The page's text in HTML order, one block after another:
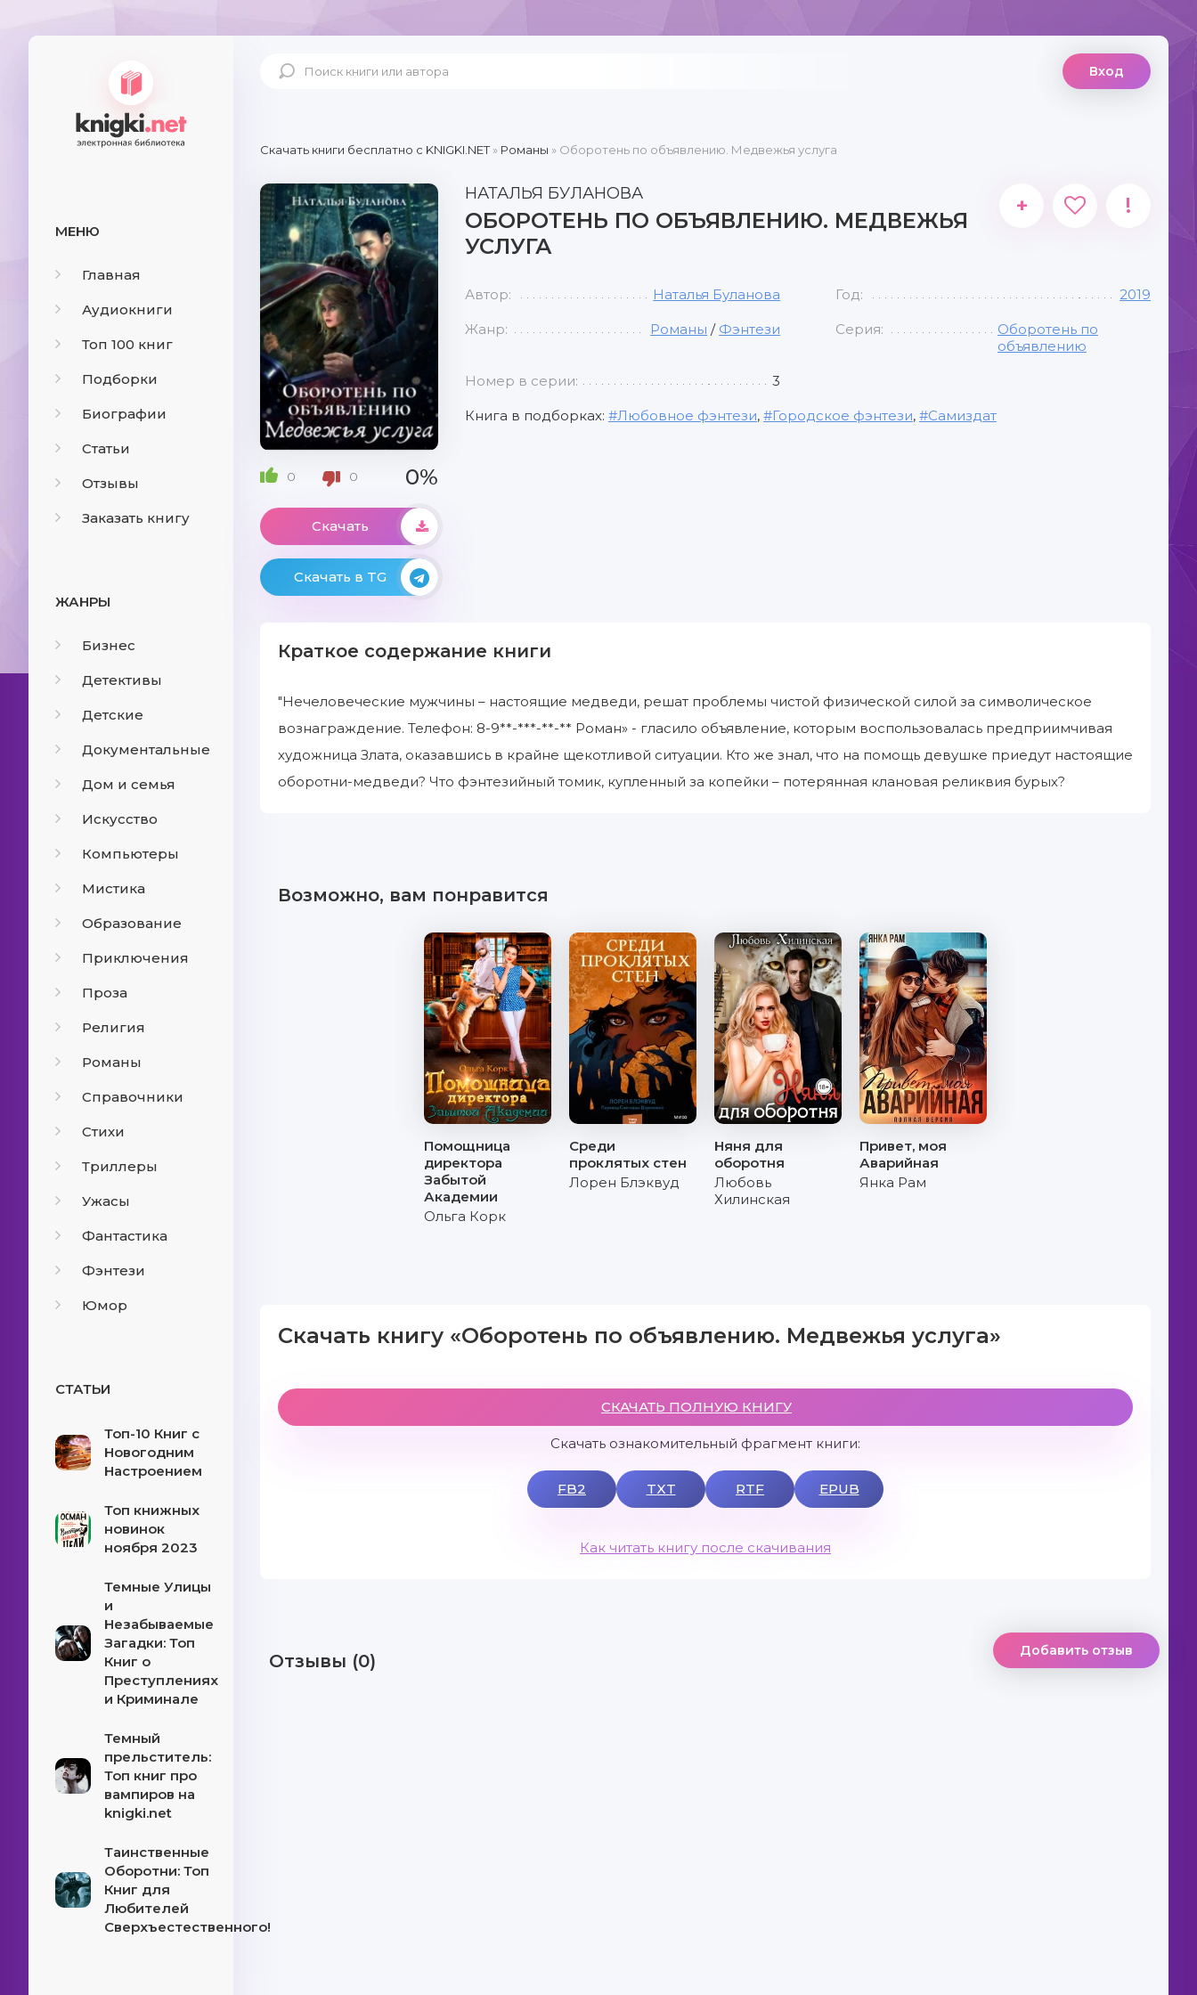
МЕНЮ
Главная
Аудиокниги
Топ 100 книг
Подборки
Биографии
Статьи
Отзывы
Заказать книгу
ЖАНРЫ
Бизнес
Детективы
Детские
Документальные
Дом и семья
Искусство
Компьютеры
Мистика
Образование
Приключения
Проза
Религия
Романы
Справочники
Стихи
Триллеры
Ужасы
Фантастика
Фэнтези
Юмор
СТАТЬИ
Топ-10 Книг с
Новогодним
Настроением
Топ книжных
новинок
ноября 2023
Темные Улицы
и
Незабываемые
Загадки: Топ
Книг о
Преступлениях
и Криминале
Темный
прельститель:
Топ книг про
вампиров на
knigki.net
Таинственные
Оборотни: Топ
Книг для
Любителей
Сверхъестественного!
Вход
Скачать книги бесплатно c KNIGKI.NET» Романы » Оборотень по объявлению. Медвежья услуга
0 0 0%
Скачать
Скачать в TG
НАТАЛЬЯ БУЛАНОВА
ОБОРОТЕНЬ ПО ОБЪЯВЛЕНИЮ. МЕДВЕЖЬЯ
УСЛУГА
+ !
Автор: Наталья Буланова Год: 2019
Жанр: Романы / Фэнтези Серия:
Оборотень по
объявлению
Номер в серии: 3
Книга в подборках: Любовное фэнтези, Городское фэнтези, Самиздат
Краткое содержание книги
"Нечеловеческие мужчины – настоящие медведи, решат проблемы чистой физической силой за символическое
вознаграждение. Телефон: 8-9**-***-**-** Роман» - гласило объявление, которым воспользовалась предприимчивая
художница Злата, оказавшись в крайне щекотливой ситуации. Кто же знал, что на помощь девушке приедут настоящие
оборотни-медведи? Что фэнтезийный томик, купленный за копейки – потерянная клановая реликвия бурых?
Возможно, вам понравится
Помощница
директора
Забытой
Академии
Ольга Корк
Среди
проклятых стен
Лорен Блэквуд
Няня для
оборотня
Любовь
Хилинская
Привет, моя
Аварийная
Янка Рам
Скачать книгу «Оборотень по объявлению. Медвежья услуга»
СКАЧАТЬ ПОЛНУЮ КНИГУ
Скачать ознакомительный фрагмент книги:
FB2 TXT RTF EPUB
Как читать книгу после скачивания
Отзывы (0) Добавить отзыв